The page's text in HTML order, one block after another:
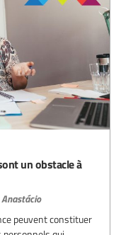
un obstacle à
peuvent constituer